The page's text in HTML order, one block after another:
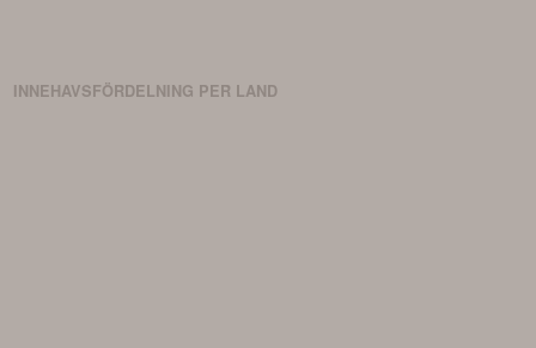
INNEHAVSFÖRDELNING PER LAND